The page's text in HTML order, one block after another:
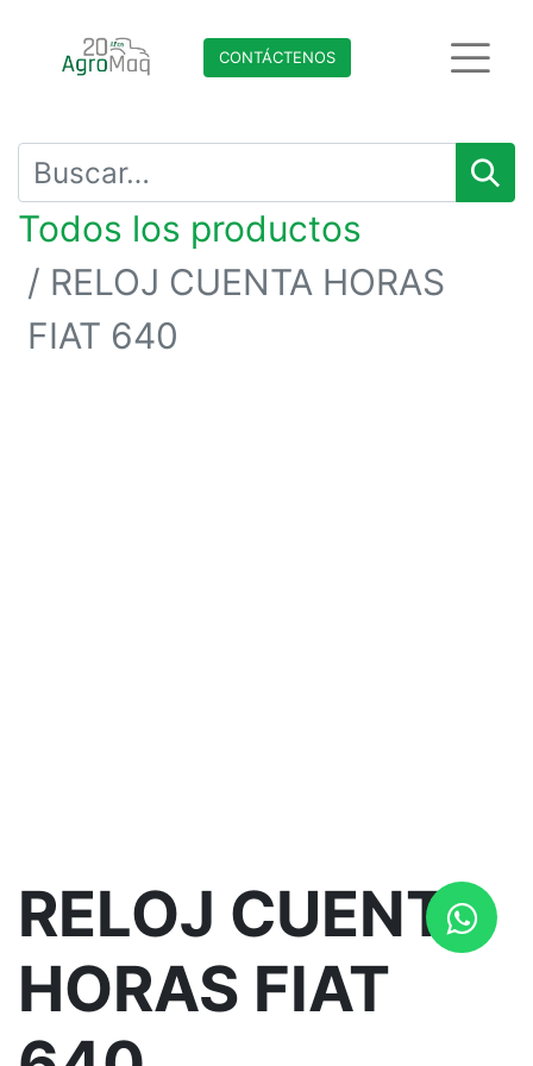
CONTÁCTENO​​​​S
Todos los productos
RELOJ CUENTA HORAS
FIAT 640
RELOJ CUENTA
HORAS FIAT